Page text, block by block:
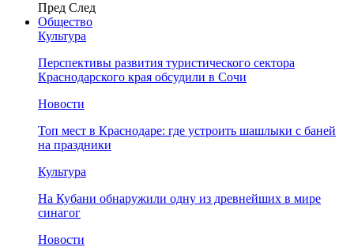
Пред След
Общество
Культура
Перспективы развития туристического сектора
Краснодарского края обсудили в Сочи
Новости
Топ мест в Краснодаре: где устроить шашлыки с баней
на праздники
Культура
На Кубани обнаружили одну из древнейших в мире
синагог
Новости